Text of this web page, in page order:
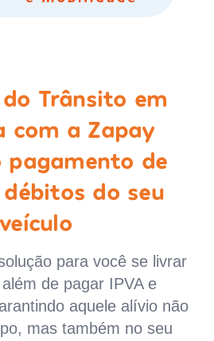
Trânsito em
com a Zapay
de
do seu
veículo
para você se livrar
de pagar IPVA e
aquele alívio não
mas também no seu